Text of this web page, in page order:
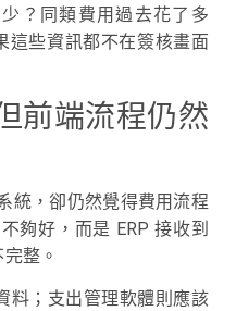
？同類費用過去花了多
這些資訊都不在簽核畫面
前端流程仍然
統，卻仍然覺得費用流程
夠好，而是 ERP 接收到
整。
料；支出管理軟體則應該